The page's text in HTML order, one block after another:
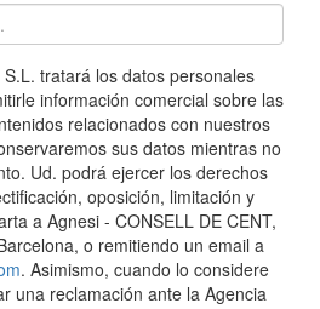
tratará los datos personales
información comercial sobre las
relacionados con nuestros
sus datos mientras no
Ud. podrá ejercer los derechos
oposición, limitación y
a Agnesi - CONSELL DE CENT,
o remitiendo un email a
. Asimismo, cuando lo considere
una reclamación ante la Agencia